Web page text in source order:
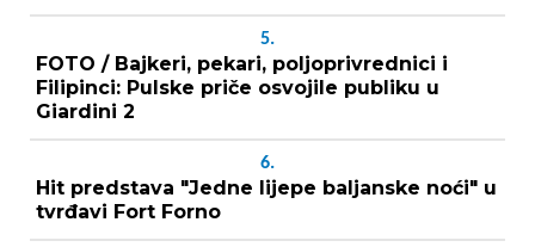
5.
FOTO / Bajkeri, pekari, poljoprivrednici i
Filipinci: Pulske priče osvojile publiku u
Giardini 2
6.
Hit predstava "Jedne lijepe baljanske noći" u
tvrđavi Fort Forno